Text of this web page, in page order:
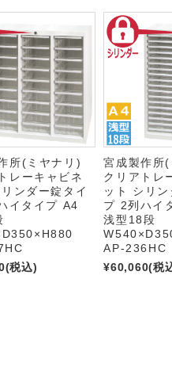
所(ミヤナリ)
レーキャビネ
ンダー錠タイ
イタイプ A4
(税込)
宮成製作
クリアトレ
ット シリン
プ 2列ハイ
浅型18段
AP-236HC
¥60,060(税